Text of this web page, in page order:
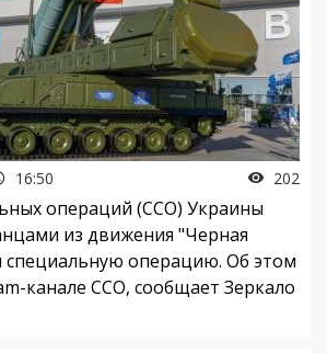
16:50 202
операций (ССО) Украины
из движения "Черная
специальную операцию. Об этом
канале ССО, сообщает Зеркало